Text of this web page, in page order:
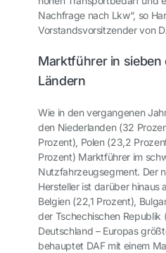
Nachfrage nach Lkw“, so
Vorstandsvorsitzender von
Marktführer in sieben
Ländern
Wie in den vergangenen
den Niederlanden (32
Prozent), Polen (23,2
Prozent) Marktführer im
Nutzfahrzeugsegment. Der
Hersteller ist darüber hinaus
Belgien (22,1 Prozent),
der Tschechischen Republik
Deutschland – Europas
behauptet DAF mit einem